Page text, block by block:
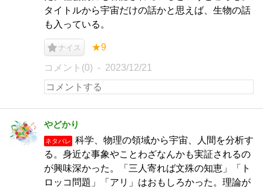
タイトルから宇宙だけの話かと思えば、生物の話
も入っている。
ナイス ★9
コメント(0) 2023/12/21
やどかり
ネタバレ
科学、物理の領域から宇宙、人間を分析す
る。身近な事象やことわざなんかも実証されるの
が興味深かった。「三人寄れば文殊の知恵」「ト
ロッコ問題」「アリ」はおもしろかった。理論が